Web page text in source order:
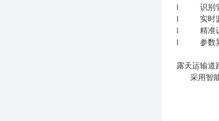
l
识别
l
实时
l
精准
l
参数
露天运输道
采用智